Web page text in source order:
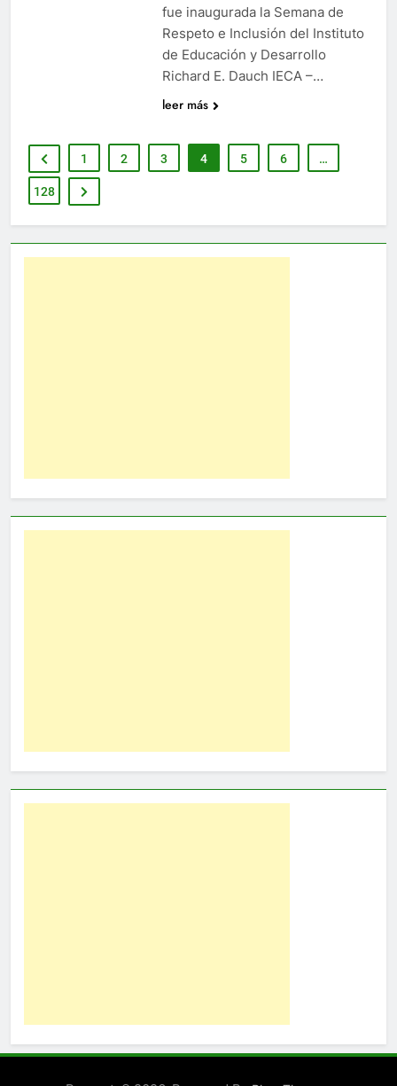
fue inaugurada la Semana de
Respeto e Inclusión del Instituto
de Educación y Desarrollo
Richard E. Dauch IECA –…
leer más
1 2 3 4 5 6 …
128